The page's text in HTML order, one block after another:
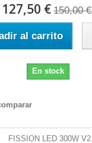
127,50 € 150,00 €
al carrito
En stock